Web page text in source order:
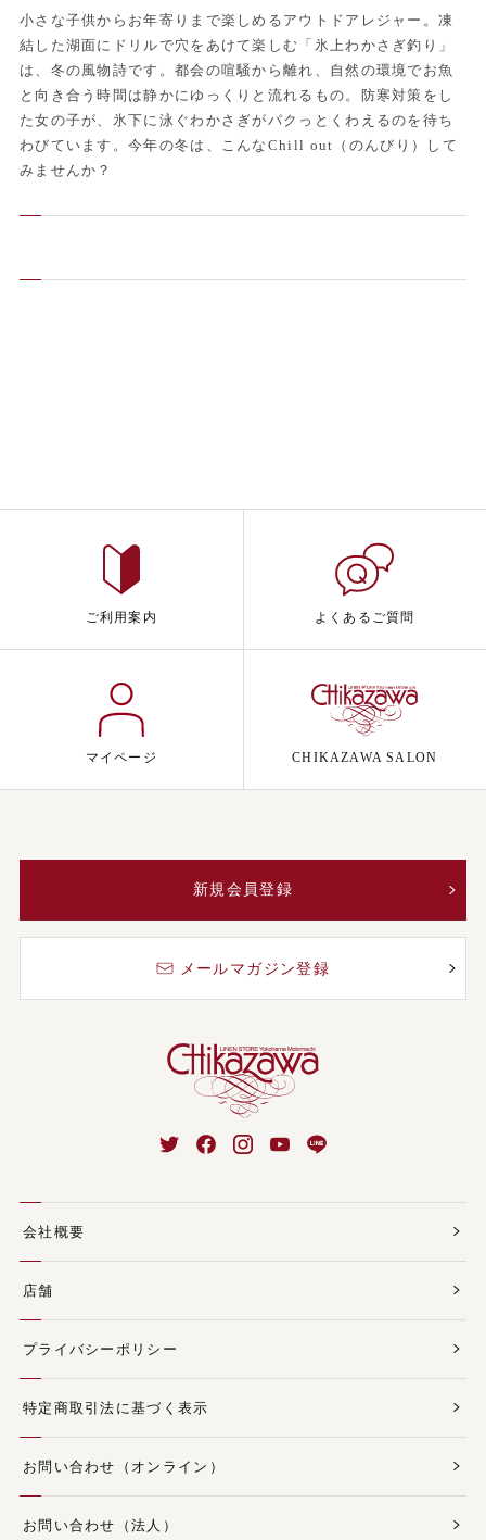
小さな子供からお年寄りまで楽しめるアウトドアレジャー。凍
結した湖面にドリルで穴をあけて楽しむ「氷上わかさぎ釣り」
は、冬の風物詩です。都会の喧騒から離れ、自然の環境でお魚
と向き合う時間は静かにゆっくりと流れるもの。防寒対策をし
た女の子が、氷下に泳ぐわかさぎがパクっとくわえるのを待ち
わびています。今年の冬は、こんなChill out（のんびり）して
みませんか？
ご利用案内 よくあるご質問
マイページ CHIKAZAWA SALON
新規会員登録
メールマガジン登録
会社概要
店舗
プライバシーポリシー
特定商取引法に基づく表示
お問い合わせ（オンライン）
お問い合わせ（法人）